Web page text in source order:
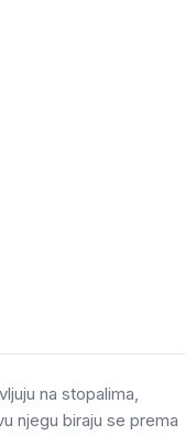
na stopalima,
njegu biraju se prema